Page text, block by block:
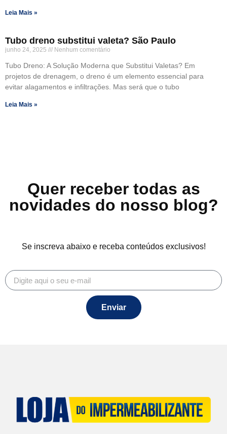
Leia Mais »
Tubo dreno substitui valeta? São Paulo
junho 24, 2025 Nenhum comentário
Tubo Dreno: A Solução Moderna que Substitui Valetas? Em
projetos de drenagem, o dreno é um elemento essencial para
evitar alagamentos e infiltrações. Mas será que o tubo
Leia Mais »
Quer receber todas as
novidades do nosso blog?
Se inscreva abaixo e receba conteúdos exclusivos!
Enviar